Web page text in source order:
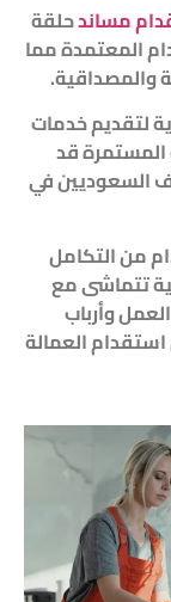
مساندحلقة
المعتمدة مما
لتقديم خدمات
المستمرة قد
السعوديين في
من التكامل
تتماشى مع
وأرباب
العمالة